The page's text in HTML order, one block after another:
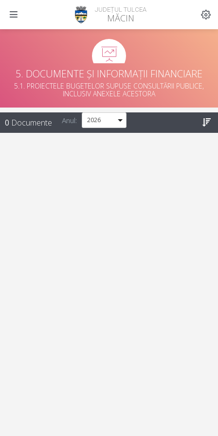
JUDEȚUL TULCEA
MĂCIN
5. DOCUMENTE ȘI INFORMAȚII FINANCIARE
5.1. PROIECTELE BUGETELOR SUPUSE CONSULTĂRII PUBLICE,
INCLUSIV ANEXELE ACESTORA
0 Documente Anul: